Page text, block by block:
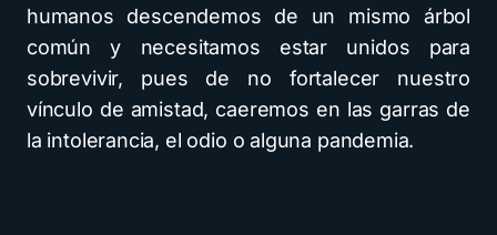
humanos descendemos de un mismo árbol
común y necesitamos estar unidos para
sobrevivir, pues de no fortalecer nuestro
vínculo de amistad, caeremos en las garras de
la intolerancia, el odio o alguna pandemia.